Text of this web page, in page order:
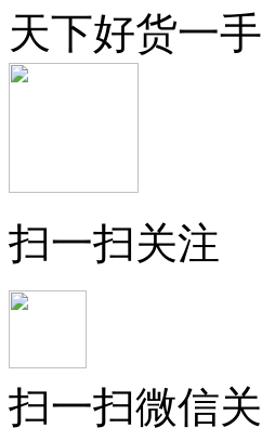
天下好货一
扫一扫关注
扫一扫微信